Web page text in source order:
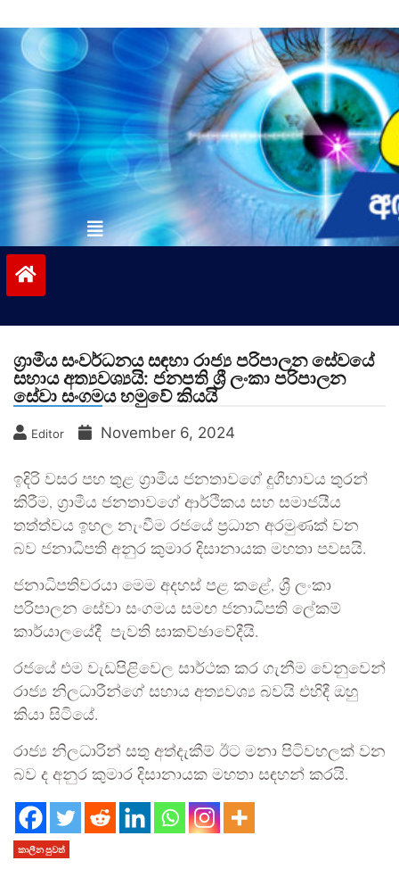
to
contentvinivida.lk
ග්‍රාමීය සංවර්ධනය සඳහා රාජ්‍ය පරිපාලන සේවයේ
සහාය අත්‍යවශ්‍යයි: ජනපති ශ්‍රී ලංකා පරිපාලන
සේවා සංගමය හමුවේ කියයි
Editor November 6, 2024
ඉදිරි වසර පහ තුළ ග්‍රාමීය ජනතාවගේ දුගීභාවය තුරන්
කිරීම, ග්‍රාමීය ජනතාවගේ ආර්ථිකය සහ සමාජයීය
තත්ත්වය ඉහල නැංවීම රජයේ ප්‍රධාන අරමුණක් වන
බව ජනාධිපති අනුර කුමාර දිසානායක මහතා පවසයි.
ජනාධිපතිවරයා මෙම අදහස් පළ ක‌ළේ, ශ්‍රී ලංකා
පරිපාලන සේවා සංගමය සමඟ ජනාධිපති ලේකම්
කාර්යාලයේදී පැවති සාකච්ඡාවේදීයි.
රජයේ එම වැඩපිළිවෙල සාර්ථක කර ගැනීම වෙනුවෙන්
රාජ්‍ය නිලධාරීන්ගේ සහාය අත්‍යවශ්‍ය බවයි එහිදී ඔහු
කියා සිටියේ.
රාජ්‍ය නිලධාරින් සතු අත්දැකීම් ඊට මනා පිටිවහලක් වන
බව ද අනුර කුමාර දිසානායක මහතා සඳහන් කරයි.
කාලීන පුවත්